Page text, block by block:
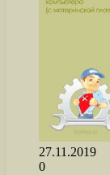
27.11.2019
0